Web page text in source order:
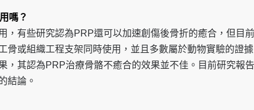
嗎？
，有些研究認為PRP還可以加速創傷後骨折的癒合，但目
骨或組織工程支架同時使用，並且多數屬於動物實驗的證據
，其認為PRP治療骨骼不癒合的效果並不佳。目前研究報
結論。